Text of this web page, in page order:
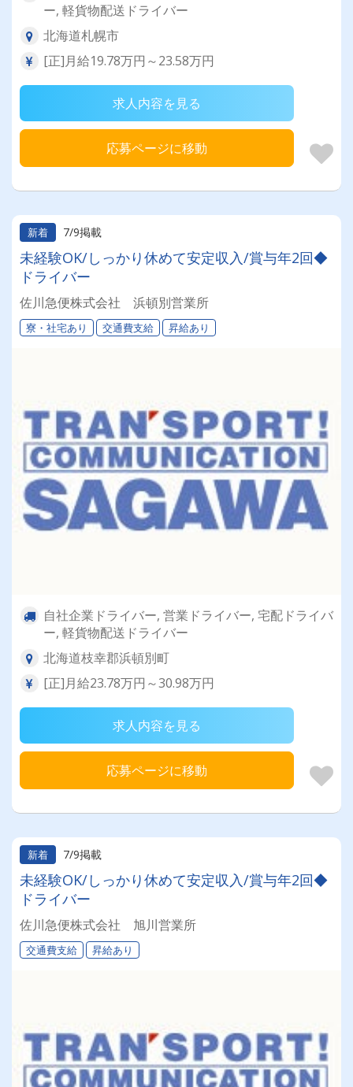
ー, 軽貨物配送ドライバー
北海道札幌市
[正]月給19.78万円～23.58万円
求人内容を見る
応募ページに移動
新着 7/9掲載
未経験OK/しっかり休めて安定収入/賞与年2回◆
ドライバー
佐川急便株式会社 浜頓別営業所
寮・社宅あり 交通費支給 昇給あり
自社企業ドライバー, 営業ドライバー, 宅配ドライバ
ー, 軽貨物配送ドライバー
北海道枝幸郡浜頓別町
[正]月給23.78万円～30.98万円
求人内容を見る
応募ページに移動
新着 7/9掲載
未経験OK/しっかり休めて安定収入/賞与年2回◆
ドライバー
佐川急便株式会社 旭川営業所
交通費支給 昇給あり